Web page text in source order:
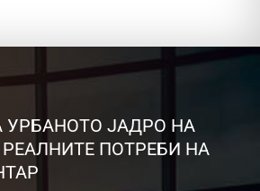
УРБАНОТО ЈАДРО НА
ПОТРЕБИ НА